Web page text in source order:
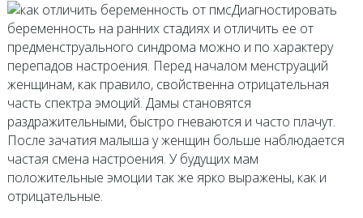
Диагностировать
беременность на ранних стадиях и отличить ее от
предменструального синдрома можно и по характеру
перепадов настроения. Перед началом менструаций
женщинам, как правило, свойственна отрицательная
часть спектра эмоций. Дамы становятся
раздражительными, быстро гневаются и часто плачут.
После зачатия малыша у женщин больше наблюдается
частая смена настроения. У будущих мам
положительные эмоции так же ярко выражены, как и
отрицательные.